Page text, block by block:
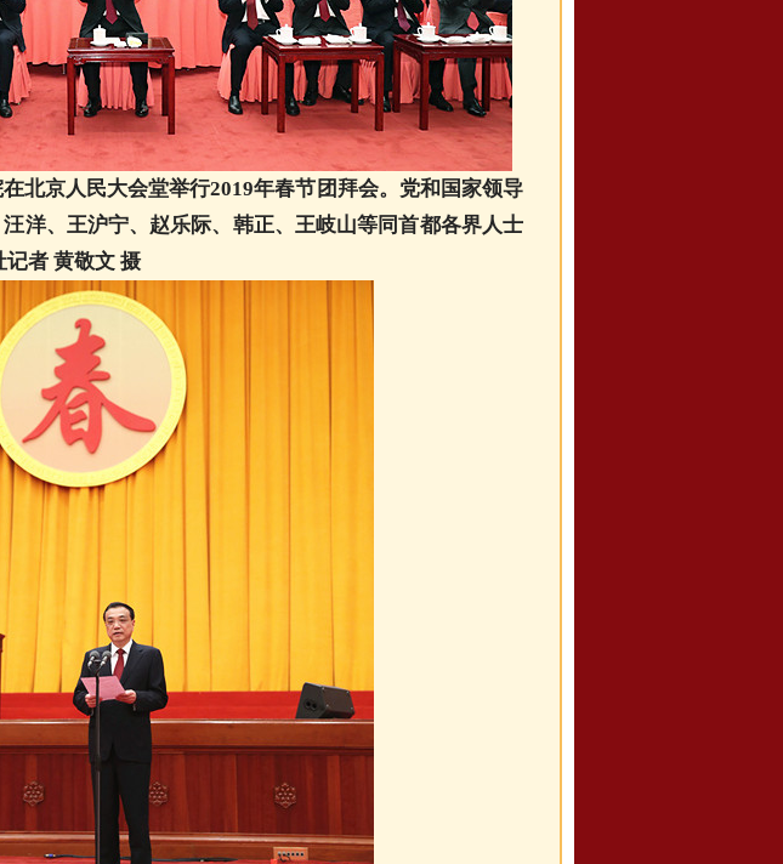
北京人民大会堂举行2019年春节团拜会。党和国家领导
洋、王沪宁、赵乐际、韩正、王岐山等同首都各界人士
者 黄敬文 摄